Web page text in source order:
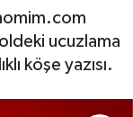
ucuzlama
köşe yazısı.